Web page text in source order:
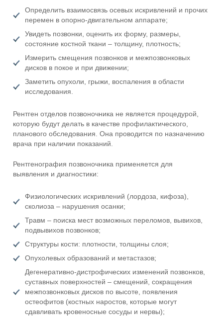
Определить взаимосвязь осевых искривлений и прочих
перемен в опорно-двигательном аппарате;
Увидеть позвонки, оценить их форму, размеры,
состояние костной ткани – толщину, плотность;
Измерить смещения позвонков и межпозвонковых
дисков в покое и при движении;
Заметить опухоли, грыжи, воспаления в области
исследования.
Рентген отделов позвоночника не является процедурой,
которую будут делать в качестве профилактического,
планового обследования. Она проводится по назначению
врача при наличии показаний.
Рентгенография позвоночника применяется для
выявления и диагностики:
Физиологических искривлений (лордоза, кифоза),
сколиоза – нарушения осанки;
Травм – поиска мест возможных переломов, вывихов,
подвывихов позвонков;
Структуры кости: плотности, толщины слоя;
Опухолевых образований и метастазов;
Дегенеративно-дистрофических изменений позвонков,
суставных поверхностей – смещений, сокращения
межпозвонковых дисков по высоте, появления
остеофитов (костных наростов, которые могут
сдавливать кровеносные сосуды и нервы);